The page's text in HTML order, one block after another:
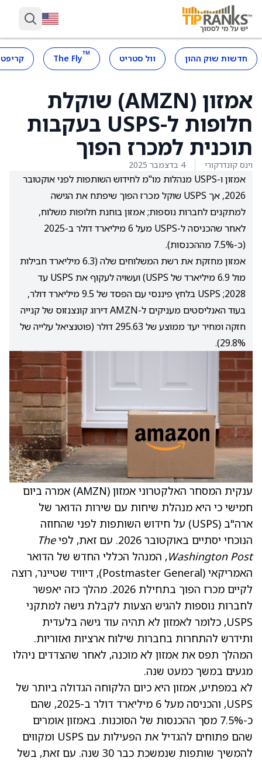
חדשות שוק ההון וול סטריט ™
The Fly
אמזון (AMZN) שוקלת
חלופות ל-USPS בעקבות
תוכנית למכרז הפוך
וינס קונדרקורי 4 בדצמבר 2025
אמזון ו-USPS מנהלות מו"מ לחידוש השותפות לפני אוקטובר
2026, אך USPS שוקל מכרז הפוך שיפתח את הגישה
למתקנים לחברות נוספות; אמזון בוחנת חלופות משלוח,
לאחר שהכניסה ל-USPS מעל 6 מיליארד דולר ב-2025
(כ-7.5% מההכנסות).
אמזון מחזקת את רשת המשלוחים שלה (6.3 מיליארד חבילות
מול 6.9 מיליארד של USPS) ועשויה לעקוף את USPS עד
2028; USPS בלחץ פיננסי עם הפסד של 9.5 מיליארד דולר,
בעוד האנליסטים מעניקים ל-AMZN דירוג קונצנזוס של קנייה
חזקה ומחיר יעד ממוצע של 295.63 דולר (פוטנציאל עלייה של
29.8%).
ענקית המסחר האלקטרוני אמזון (AMZN)
אמרה ביום
חמישי כי היא מנהלת שיחות עם שירות הדואר של
ארה"ב (USPS) על חידוש השותפות לפני שהחוזה
הנוכחי יסתיים באוקטובר 2026. עם זאת, לפי
The
Washington Post, המנהל הכללי החדש של הדואר
האמריקאי (Postmaster General), דיוויד שטיינר, רוצה
לקיים מכרז הפוך בתחילת 2026. מהלך כזה יאפשר
לחברות נוספות להגיש הצעות לקבלת גישה למתקני
USPS, כלומר לאמזון לא תהיה עוד גישה בלעדית
ותידרש להתחרות בחברות שילוח ארציות ואזוריות.
המהלך תפס את אמזון לא מוכנה, לאחר שהצדדים ניהלו
מגעים במשך כמעט שנה.
לא במפתיע, אמזון היא כיום הלקוחה הגדולה ביותר של
USPS, והכניסה מעל 6 מיליארד דולר ב-2025, שהם
כ-7.5% מסך ההכנסות של הסוכנות. באמזון אומרים
שהם פתוחים להגדיל את הפעילות עם USPS ומקווים
להמשיך שותפות שנמשכת כבר 30 שנה. עם זאת, בשל